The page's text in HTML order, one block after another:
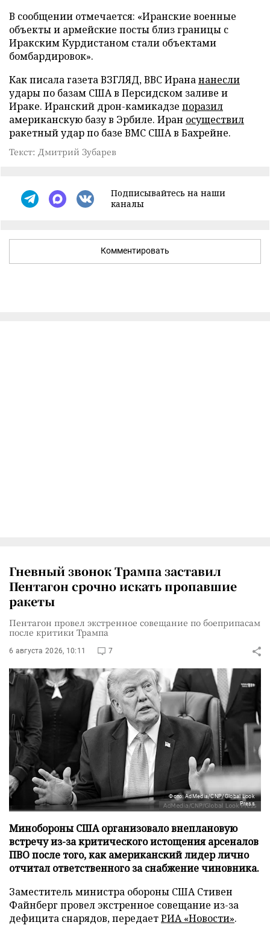
В сообщении отмечается: «Иранские военные
объекты и армейские посты близ границы с
Иракским Курдистаном стали объектами
бомбардировок».
Как писала газета ВЗГЛЯД, ВВС Иранананесли
удары по базам США в Персидском заливе и
Ираке. Иранский дрон-камикадзе поразил
американскую базу в Эрбиле. Иран осуществил
ракетный удар по базе ВМС США в Бахрейне.
Текст: Дмитрий Зубарев
Подписывайтесь на наши
каналы
Комментировать
Гневный звонок Трампа заставил
Пентагон срочно искать пропавшие
ракеты
Пентагон провел экстренное совещание по боеприпасам
после критики Трампа
6 августа 2026, 10:11 7
Фото: AdMedia/CNP/Global Look
Press
Минобороны США организовало внеплановую
встречу из-за критического истощения арсеналов
ПВО после того, как американский лидер лично
отчитал ответственного за снабжение чиновника.
Заместитель министра обороны США Стивен
Файнберг провел экстренное совещание из-за
дефицита снарядов, передаетРИА «Новости».